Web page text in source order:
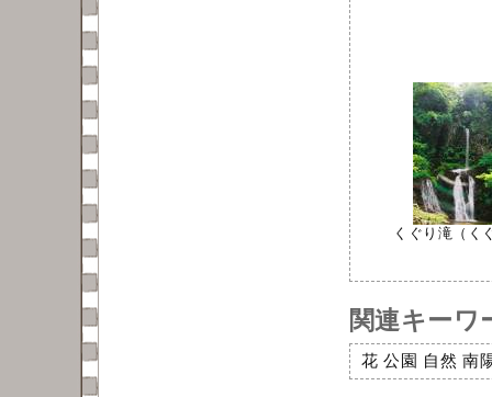
くぐり滝（く
関連キーワ
花 公園 自然 南